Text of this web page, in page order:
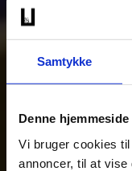
Samtykke
Denne
Vi bruger cookies
annoncer, til at